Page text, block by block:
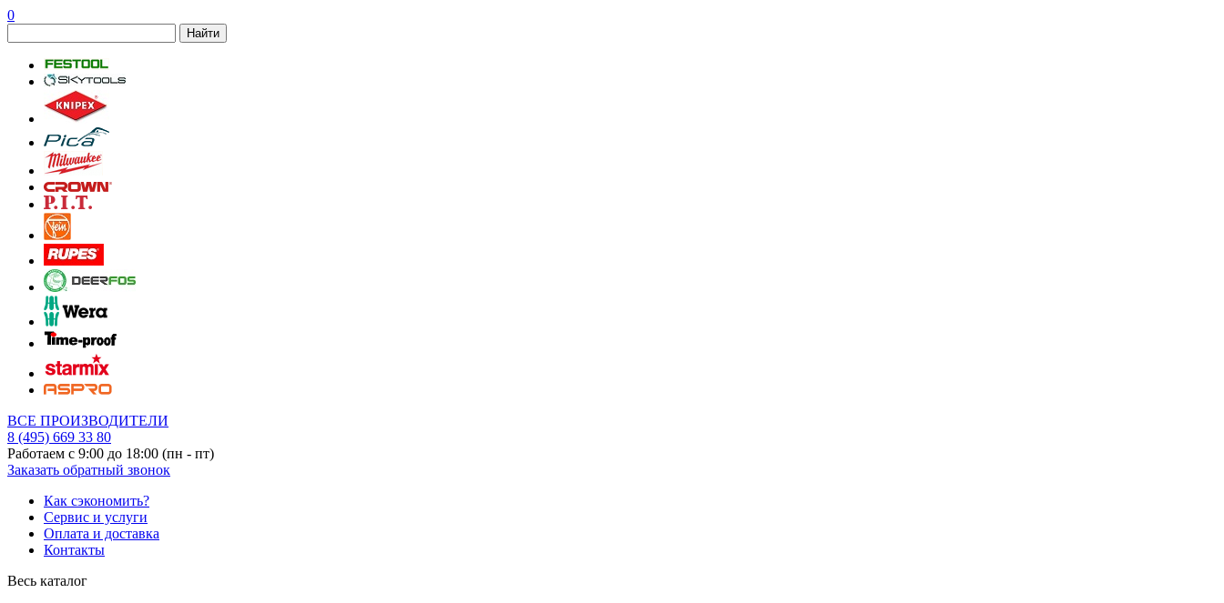
0
Найти
ВСЕ ПРОИЗВОДИТЕЛИ
8 (495) 669 33 80
Работаем с 9:00 до 18:00 (пн - пт)
Заказать обратный звонок
Как сэкономить?
Сервис и услуги
Оплата и доставка
Контакты
Весь каталог